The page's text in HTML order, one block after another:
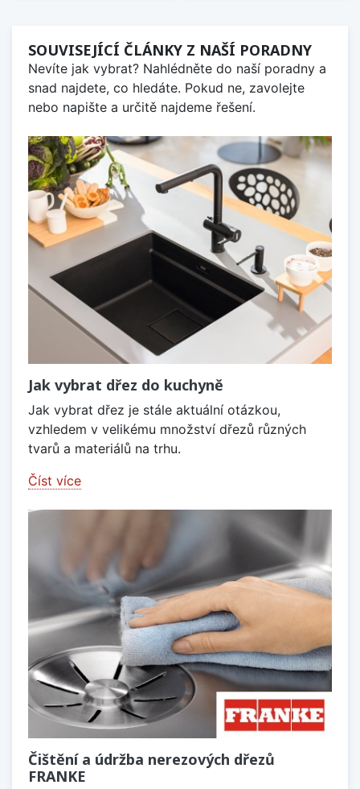
SOUVISEJÍCÍ ČLÁNKY Z NAŠÍ PORADNY
Nevíte jak vybrat? Nahlédněte do naší poradny a
snad najdete, co hledáte. Pokud ne, zavolejte
nebo napište a určitě najdeme řešení.
Jak vybrat dřez do kuchyně
Jak vybrat dřez je stále aktuální otázkou,
vzhledem v velikému množství dřezů různých
tvarů a materiálů na trhu.
Číst více
Čištění a údržba nerezových dřezů
FRANKE